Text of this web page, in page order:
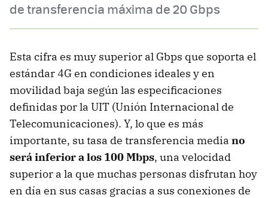
de transferencia máxima de 20 Gbps
Esta cifra es muy superior al Gbps que soporta el
estándar 4G en condiciones ideales y en
movilidad baja según las especificaciones
definidas por la UIT (Unión Internacional de
Telecomunicaciones). Y, lo que es más
importante, su tasa de transferencia media no
será inferior a los 100 Mbps, una velocidad
superior a la que muchas personas disfrutan hoy
en día en sus casas gracias a sus conexiones de